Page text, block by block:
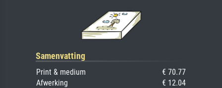
Samenvatting
Print & medium
€ 70.77
Afwerking
€ 12.04